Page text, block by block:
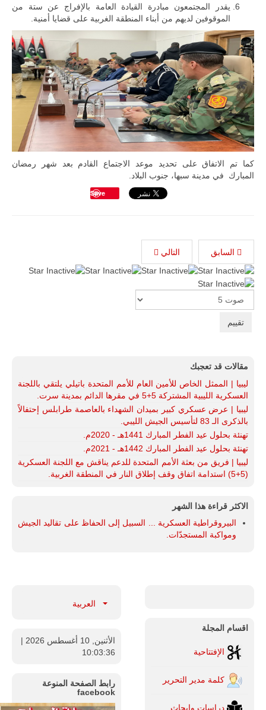
يقدر المجتمعون مبادرة القيادة العامة بالإفراج عن ستة من
الموقوفين لديهم من أبناء المنطقة الغربية على قضايا أمنية.
كما تم الاتفاق على تحديد موعد الاجتماع القادم بعد شهر رمضان
المبارك في مدينة سبها، جنوب البلاد.
Save
السابق التالي
Rate
مقالات قد تعجبك
ليبيا | الممثل الخاص للأمين العام للأمم المتحدة باتيلي يلتقي باللجنة
العسكرية الليبية المشتركة 5+5 في مقرها الدائم بمدينة سرت.
ليبيا | عرض عسكري كبير بميدان الشهداء بالعاصمة طرابلس إحتفالاً
بالذكرى الـ 83 لتأسيس الجيش الليبي.
تهنئة بحلول عيد الفطر المبارك 1441هـ - 2020م.
تهنئة بحلول عيد الفطر المبارك 1442هـ - 2021م.
ليبيا | فريق من بعثة الأمم المتحدة للدعم يناقش مع اللجنة العسكرية
(5+5) استدامة اتفاق وقف إطلاق النار في المنطقة الغربية.
الاكثر قراءة هذا الشهر
البيروقراطية العسكرية ... السبيل إلى الحفاظ على تقاليد الجيش
ومواكبة المستجدّات.
اقسام المجلة
الإفتتاحية
كلمة مدير التحرير
دراسات وابحاث
العربية
الأثنين, 10 أغسطس 2026
|
10:03:37
رابط الصفحة المنوعة
facebook